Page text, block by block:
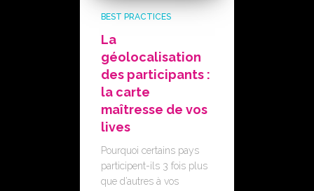
BEST PRACTICES
La
géolocalisation
des participants :
la carte
maîtresse de vos
lives
Pourquoi certains pays
participent-ils 3 fois plus
que d’autres à vos